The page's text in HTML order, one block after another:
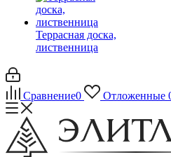
Террасная доска,
лиственница
Сравнение0 Отложенные